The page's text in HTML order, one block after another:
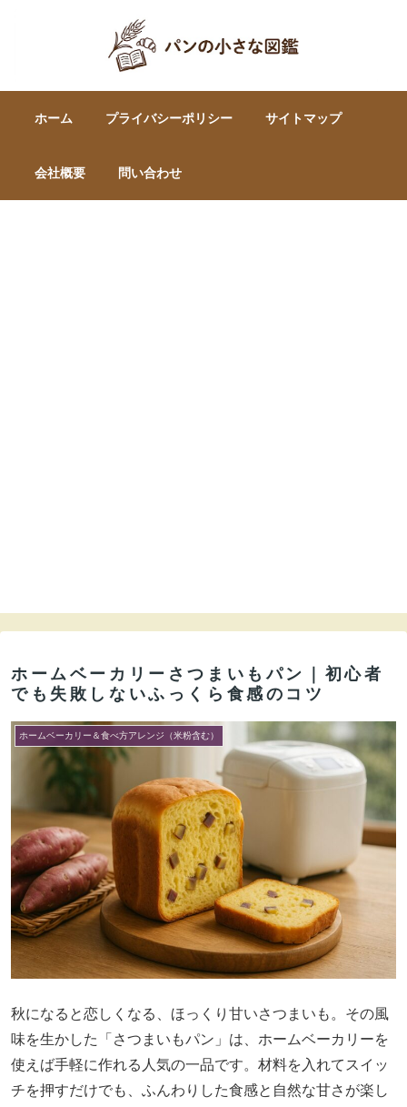
ホーム プライバシーポリシー サイトマップ
会社概要 問い合わせ
ホームベーカリーさつまいもパン｜初心者
でも失敗しないふっくら食感のコツ
ホームベーカリー＆食べ方アレンジ（米粉含む）
秋になると恋しくなる、ほっくり甘いさつまいも。その風
味を生かした「さつまいもパン」は、ホームベーカリーを
使えば手軽に作れる人気の一品です。材料を入れてスイッ
チを押すだけでも、ふんわりした食感と自然な甘さが楽し